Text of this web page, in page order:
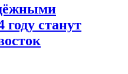
году станут